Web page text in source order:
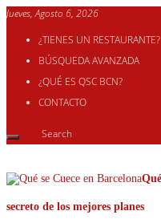
Jueves, Agosto 6, 2026
¿TIENES UN RESTAURANTE?
BÚSQUEDA AVANZADA
¿QUÉ ES QSC BCN?
CONTACTO
secreto de los mejores planes